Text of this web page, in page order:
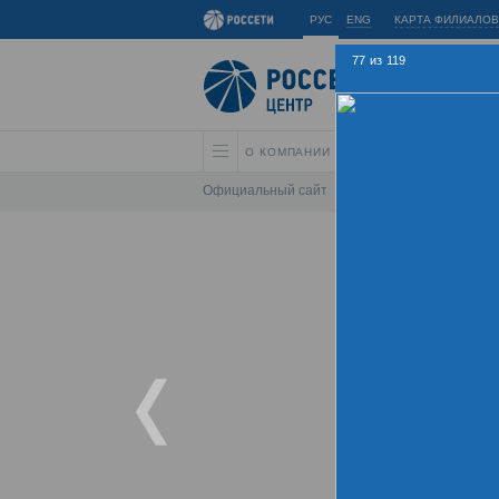
РУС ENG КАРТА ФИЛИАЛОВ
О КОМПАНИИ
Официальный сайт
77 из 119